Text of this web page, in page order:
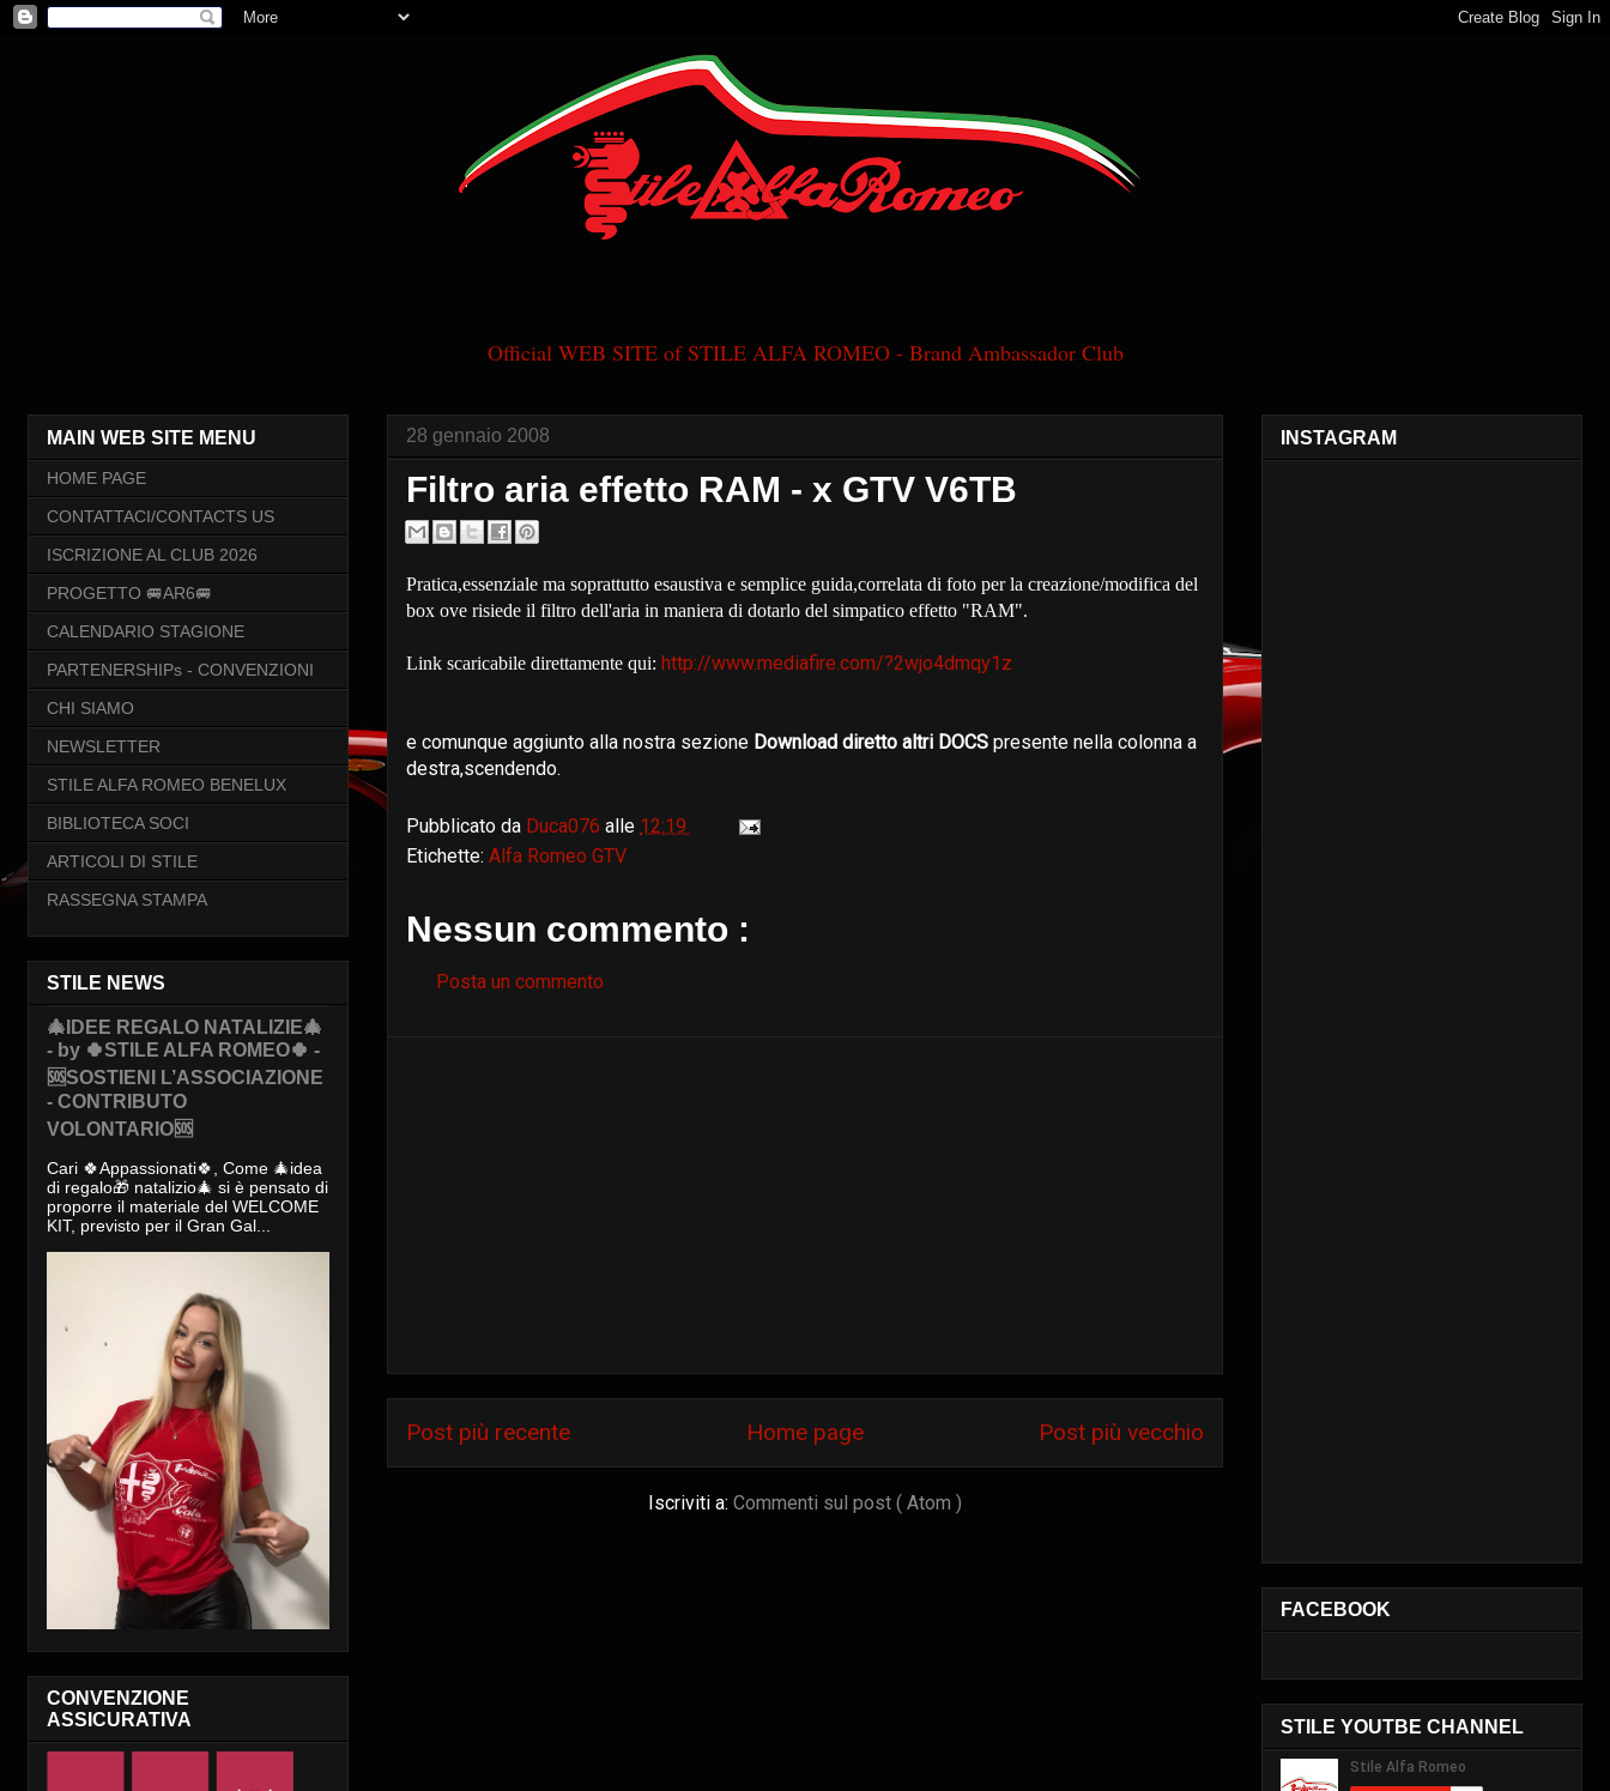
Official WEB SITE of STILE ALFA ROMEO - Brand Ambassador Club
28 gennaio 2008
Filtro aria effetto RAM - x GTV V6TB
Pratica,essenziale ma soprattutto esaustiva e semplice guida,correlata di foto per la creazione/modifica del
box ove risiede il filtro dell'aria in maniera di dotarlo del simpatico effetto "RAM".
Link scaricabile direttamente qui: http://www.mediafire.com/?2wjo4dmqy1z
e comunque aggiunto alla nostra sezione Download diretto altri DOCS presente nella colonna a
destra,scendendo.
Pubblicato da Duca076 alle 12:19
Etichette: Alfa Romeo GTV
Nessun commento :
Posta un commento
Post più recente Post più vecchio
Home page
Iscriviti a: Commenti sul post ( Atom )
MAIN WEB SITE MENU
HOME PAGE
CONTATTACI/CONTACTS US
ISCRIZIONE AL CLUB 2026
PROGETTO 🚐AR6🚐
CALENDARIO STAGIONE
PARTENERSHIPs - CONVENZIONI
CHI SIAMO
NEWSLETTER
STILE ALFA ROMEO BENELUX
BIBLIOTECA SOCI
ARTICOLI DI STILE
RASSEGNA STAMPA
STILE NEWS
🎄IDEE REGALO NATALIZIE🎄
- by 🍀STILE ALFA ROMEO🍀 -
🆘SOSTIENI L’ASSOCIAZIONE
- CONTRIBUTO
VOLONTARIO🆘
Cari 🍀Appassionati🍀, Come 🎄idea
di regalo🎁 natalizio🎄 si è pensato di
proporre il materiale del WELCOME
KIT, previsto per il Gran Gal...
CONVENZIONE
ASSICURATIVA
INSTAGRAM
FACEBOOK
STILE YOUTBE CHANNEL